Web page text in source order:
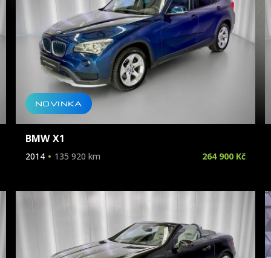
Model
Karoserie
NOVINKA
BMW X1
2014 135 920 km 264 900 Kč